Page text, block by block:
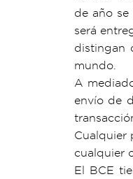
de año
será
distingan
mundo.
A
envío de
Cualquier
cualquier
El BCE